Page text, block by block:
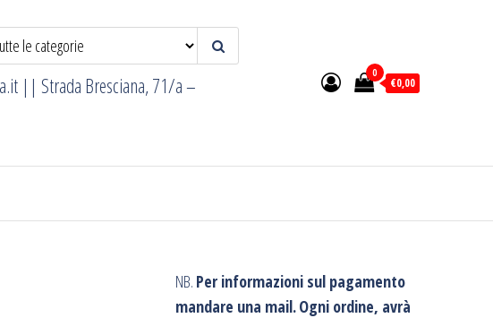
|| Strada Bresciana, 71/a –
0
€0,00
NB. Per informazioni sul pagamento
mandare una mail.Ogni ordine, avrà